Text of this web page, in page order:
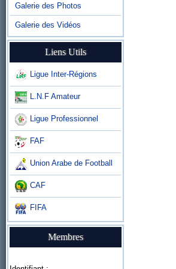
Galerie des Photos
Galerie des Vidéos
Liens Utils
Ligue Inter-Régions
L.N.F Amateur
Ligue Professionnel
FAF
Union Arabe de Football
CAF
FIFA
Membres